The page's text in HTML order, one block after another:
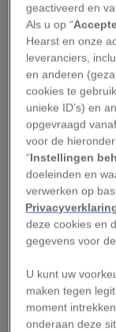
Wat is
Het
geheimschrift,
letters. Het
Centraal-
dan een
fragiele
of een andere
Sommige
aanwijzingen
geactiveerd en
Als u op “
Hearst en onze
leveranciers,
en anderen
cookies te
unieke ID’s) en
opgevraagd
voor de
“Instellingen
doeleinden en
verwerken op
deze cookies en
gegevens voor
U kunt uw
maken tegen
moment
onderaan deze